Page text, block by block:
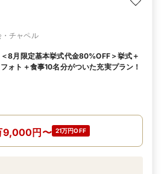
チャペル
＜8月限定基本挙式代金80%OFF＞挙式＋
フォト＋食事10名分がついた充実プラン！
9,000円〜 21万円OFF